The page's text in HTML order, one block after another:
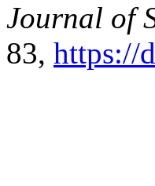
Journal of
83, https://